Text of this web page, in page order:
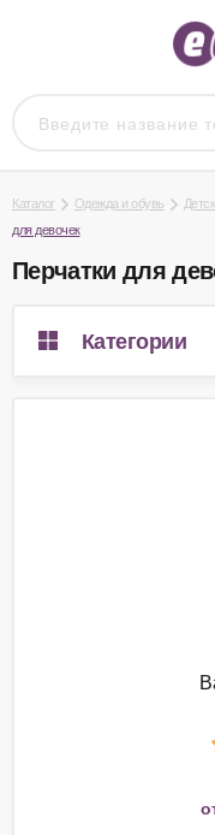
Каталог Одежда и обувь
для девочек
Перчатки для
Категории